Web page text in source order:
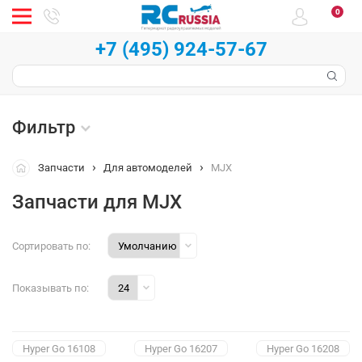
0
+7 (495) 924-57-67
Фильтр
Запчасти Для автомоделей MJX
Запчасти для MJX
Сортировать по:
Показывать по:
Hyper Go 16108 Hyper Go 16207
Hyper Go 16208